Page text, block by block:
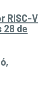
RISC-V
28 de